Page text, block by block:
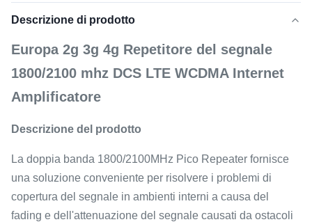
Descrizione di prodotto
Europa 2g 3g 4g Repetitore del segnale
1800/2100 mhz DCS LTE WCDMA Internet
Amplificatore
Descrizione del prodotto
La doppia banda 1800/2100MHz Pico Repeater fornisce
una soluzione conveniente per risolvere i problemi di
copertura del segnale in ambienti interni a causa del
fading e dell'attenuazione del segnale causati da ostacoli